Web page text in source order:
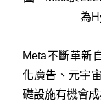
為
Meta不斷革新
化廣告、元宇
礎設施有機會